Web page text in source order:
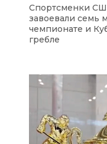
Спортсменки
завоевали семь
чемпионате и
гребле